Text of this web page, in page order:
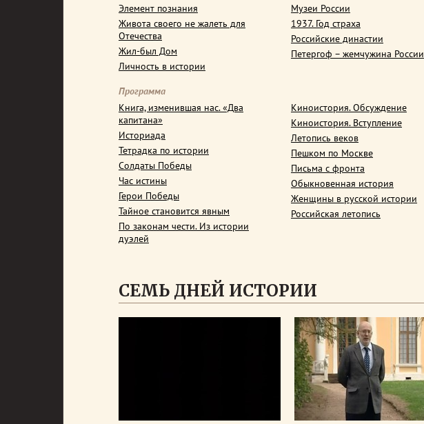
Элемент познания
Живота своего не жалеть для
Отечества
Жил-был Дом
Личность в истории
Музеи России
1937. Год страха
Российские династии
Петергоф – жемчужина России
Программа
Книга, изменившая нас. «Два
капитана»
Историада
Тетрадка по истории
Солдаты Победы
Час истины
Герои Победы
Тайное становится явным
По законам чести. Из истории
дуэлей
Киноистория. Обсуждение
Киноистория. Вступление
Летопись веков
Пешком по Москве
Письма с фронта
Обыкновенная история
Женщины в русской истории
Российская летопись
СЕМЬ ДНЕЙ ИСТОРИИ